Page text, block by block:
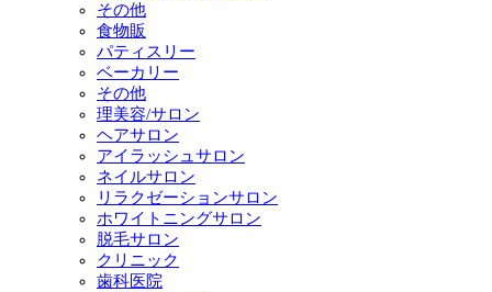
その他
食物販
パティスリー
ベーカリー
その他
理美容/サロン
ヘアサロン
アイラッシュサロン
ネイルサロン
リラクゼーションサロン
ホワイトニングサロン
脱毛サロン
クリニック
歯科医院